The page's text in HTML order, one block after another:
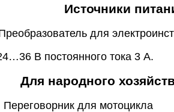
Источники
для
В постоянного тока 3 А.
Для народного
Переговорник для мотоцикла